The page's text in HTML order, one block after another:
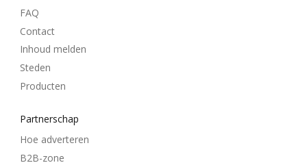
FAQ
Contact
Inhoud melden
Steden
Producten
Partnerschap
Hoe adverteren
B2B-zone